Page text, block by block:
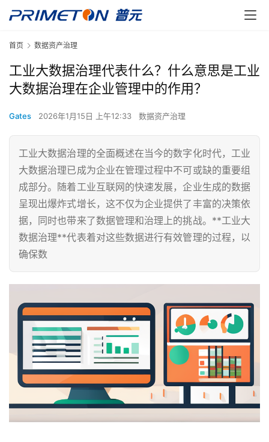
首页 数据资产治理
工业大数据治理代表什么？什么意思是工业
大数据治理在企业管理中的作用？
Gates 2026年1月15日 上午12:33 数据资产治理
工业大数据治理的全面概述在当今的数字化时代，工业
大数据治理已成为企业在管理过程中不可或缺的重要组
成部分。随着工业互联网的快速发展，企业生成的数据
呈现出爆炸式增长，这不仅为企业提供了丰富的决策依
据，同时也带来了数据管理和治理上的挑战。**工业大
数据治理**代表着对这些数据进行有效管理的过程，以
确保数